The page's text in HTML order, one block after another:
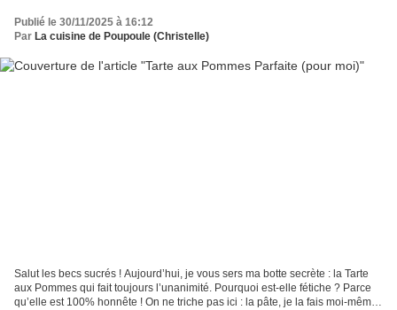
Publié le 30/11/2025 à 16:12
Par La cuisine de Poupoule (Christelle)
Salut les becs sucrés ! Aujourd’hui, je vous sers ma botte secrète : la Tarte
aux Pommes qui fait toujours l’unanimité. Pourquoi est-elle fétiche ? Parce
qu’elle est 100% honnête ! On ne triche pas ici : la pâte, je la fais moi-même